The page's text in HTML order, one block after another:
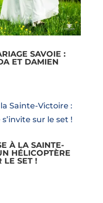
SAVOIE :
ET DAMIEN
À LA SAINTE-
HÉLICOPTÈRE
LE SET !